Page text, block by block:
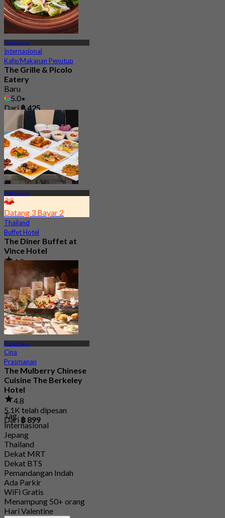
Pratunaam
Internasional
Kafe/Makanan Penutup
The Grille & Picolo
Eatery
Baru
5.0
Dari ฿ 425
Pratunaam
Datang 3 Bayar 2
Thailand
Buffet Hotel
The Diner Buffet at
Vince Hotel
4.5
272 telah dipesan
฿ 132.66
Pratunaam
Cina
Prasmanan
The Mulberry Chinese
Cuisine The Berkeley
Hotel
4.8
5.1K telah dipesan
Dari ฿ 899
Tag
Internasional
Jepang
Thailand
Dekat MRT
Dekat BTS
Pemandangan Indah
Ada Parkir
WiFi Gratis
Menampung 50+ orang
Hari Valentine